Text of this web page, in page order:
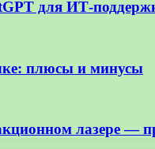
для ИТ-
плюсы и минусы
лазере —